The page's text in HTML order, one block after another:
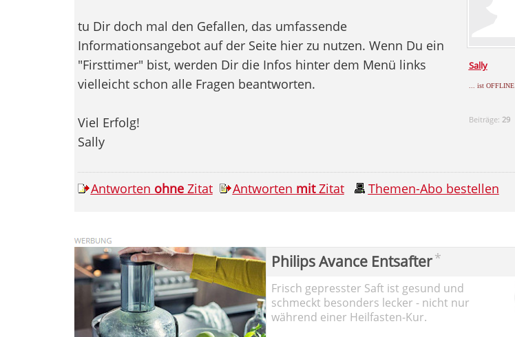
Sally
... ist OFFLINE
Beiträge: 29
tu Dir doch mal den Gefallen, das umfassende
Informationsangebot auf der Seite hier zu nutzen. Wenn Du ein
"Firsttimer" bist, werden Dir die Infos hinter dem Menü links
vielleicht schon alle Fragen beantworten.
Viel Erfolg!
Sally
Antworten ohneZitat Antworten mitZitat Themen-Abo bestellen
Philips Avance Entsafter*
Frisch gepresster Saft ist gesund und
schmeckt besonders lecker - nicht nur
während einer Heilfasten-Kur.